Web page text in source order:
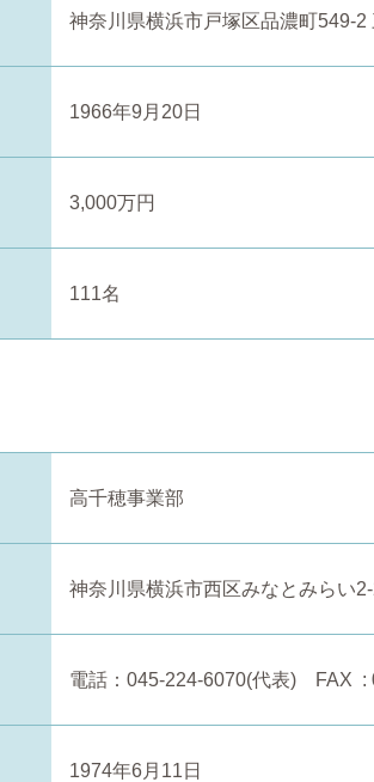
神奈川県横浜市戸塚区品濃町549-2
1966年9月20日
3,000万円
111名
高千穂事業部
神奈川県横浜市西区みなとみらい
電話：045-224-6070(代表) FAX :
1974年6月11日